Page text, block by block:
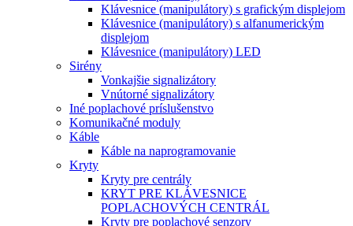
Klávesnice (manipulátory) s grafickým displejom
Klávesnice (manipulátory) s alfanumerickým
displejom
Klávesnice (manipulátory) LED
Sirény
Vonkajšie signalizátory
Vnútorné signalizátory
Iné poplachové príslušenstvo
Komunikačné moduly
Káble
Káble na naprogramovanie
Kryty
Kryty pre centrály
KRYT PRE KLÁVESNICE
POPLACHOVÝCH CENTRÁL
Kryty pre poplachové senzory